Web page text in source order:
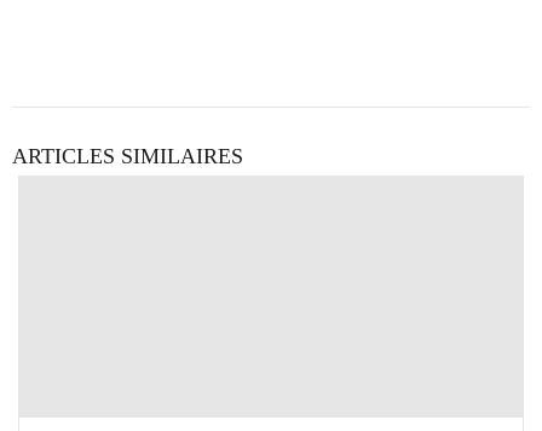
ARTICLES SIMILAIRES